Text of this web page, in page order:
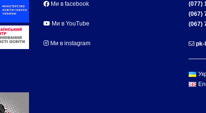
Ми в facebook
Ми в YouTube
Ми в instagram
(077)
(067)
(067)
pk-